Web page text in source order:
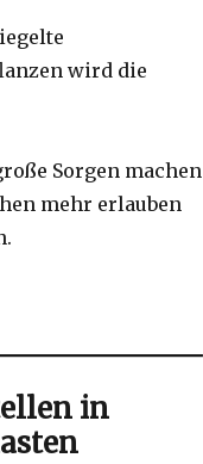
wird die
Sorgen machen
mehr erlauben
in